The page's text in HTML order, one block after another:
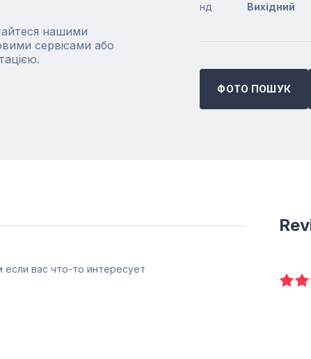
нашими
сервісами або
нд
Вихідний
ФОТО ПОШУК
вас что-то интересует